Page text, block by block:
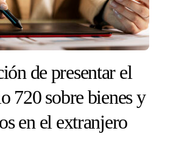
de presentar el
720 sobre bienes y
en el extranjero